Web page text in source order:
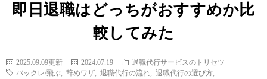
即日退職はどっちがおすすめか比
較してみた
2025.09.09更新 2024.07.19
退職代行サービスのトリセツ
バックレ/飛ぶ
辞めワザ 退職代行の流れ 退職代行の選び方